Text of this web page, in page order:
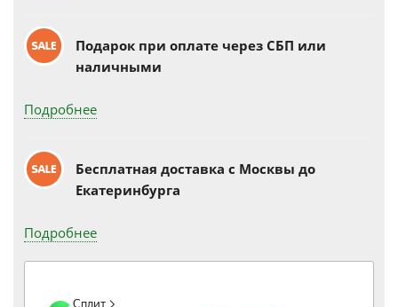
Подарок при оплате через СБП или
наличными
Подробнее
Бесплатная доставка c Москвы до
Екатеринбурга
Подробнее